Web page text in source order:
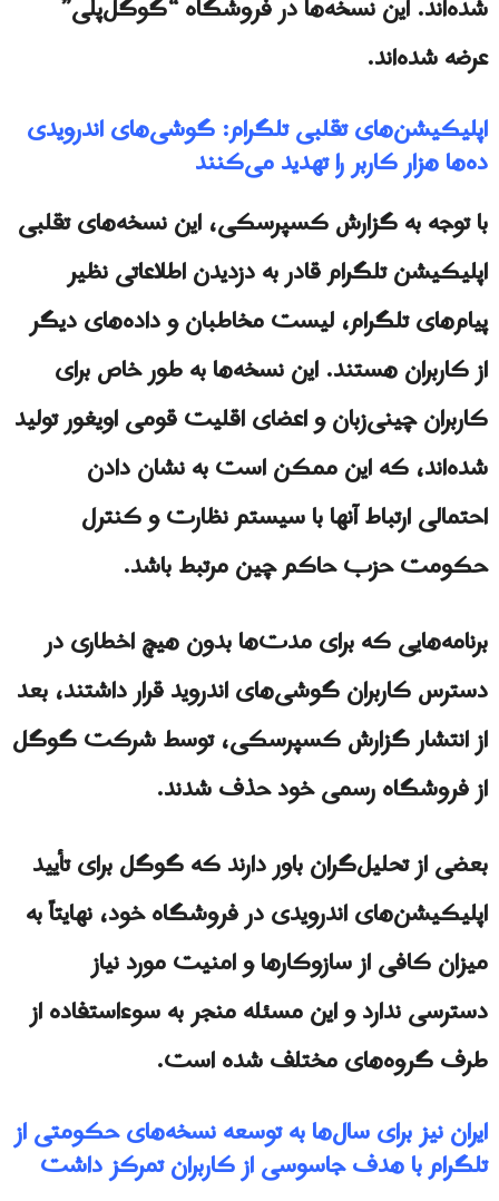
شده‌اند. این نسخه‌ها در فروشگاه “گوگل‌پلی”
عرضه شده‌اند.
اپلیکیشن‌های تقلبی تلگرام: گوشی‌های اندرویدی
ده‌ها هزار کاربر را تهدید می‌کنند
با توجه به گزارش کسپرسکی، این نسخه‌های تقلبی
اپلیکیشن تلگرام قادر به دزدیدن اطلاعاتی نظیر
پیام‌های تلگرام، لیست مخاطبان و داده‌های دیگر
از کاربران هستند. این نسخه‌ها به طور خاص برای
کاربران چینی‌زبان و اعضای اقلیت قومی اویغور تولید
شده‌اند، که این ممکن است به نشان دادن
احتمالی ارتباط آنها با سیستم نظارت و کنترل
حکومت حزب حاکم چین مرتبط باشد.
برنامه‌هایی که برای مدت‌ها بدون هیچ اخطاری در
دسترس کاربران گوشی‌های اندروید قرار داشتند، بعد
از انتشار گزارش کسپرسکی، توسط شرکت گوگل
از فروشگاه رسمی خود حذف شدند.
بعضی از تحلیل‌گران باور دارند که گوگل برای تأیید
اپلیکیشن‌های اندرویدی در فروشگاه خود، نهایتاً به
میزان کافی از سازوکارها و امنیت مورد نیاز
دسترسی ندارد و این مسئله منجر به سوءاستفاده از
طرف گروه‌های مختلف شده است.
ايران نیز برای سال‌ها به توسعه نسخه‌های حکومتی از
تلگرام با هدف جاسوسی از کاربران تمرکز داشت